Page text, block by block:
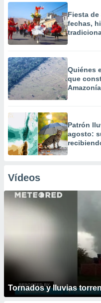
Fiesta de
fechas,
Quiénes
que
Patrón
agosto:
Vídeos
Tornados y lluvias